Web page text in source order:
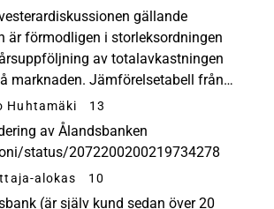
gällande
är förmodligen i storleksordningen
av totalavkastningen
marknaden. Jämförelsetabell från
Huhtamäki 13
av Ålandsbanken
status/2072200200219734278
alokas 10
(är själv kund sedan över 20